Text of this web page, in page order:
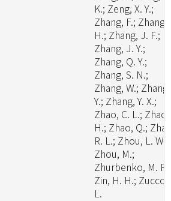
K.; Zeng, X. Y.;
Zhang, F.; Zhang,
H.; Zhang, J. F.;
Zhang, J. Y.;
Zhang, Q. Y.;
Zhang, S. N.;
Zhang, W.; Zhang,
Y.; Zhang, Y. X.;
Zhao, C. L.; Zhao,
H.; Zhao, Q.;
R. L.; Zhou, L. W.;
Zhou, M.;
Zhurbenko, M. P.;
Zin, H. H.;
L.